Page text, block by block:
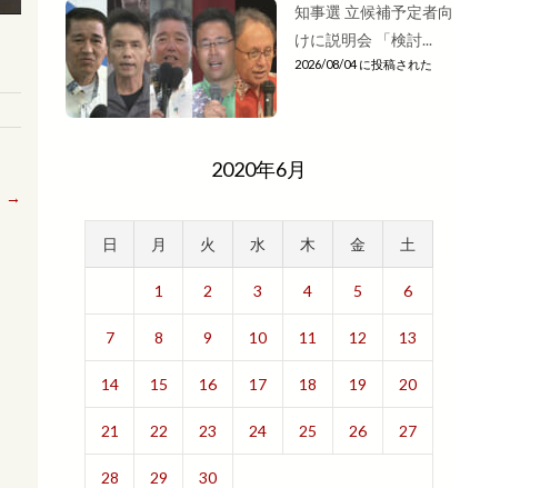
→
知事選 立候補予定者向
けに説明会 「検討...
2026/08/04 に投稿された
2020年6月
日 月 火 水 木 金 土
1 2 3 4 5 6
7 8 9 10 11 12 13
14 15 16 17 18 19 20
21 22 23 24 25 26 27
28 29
30